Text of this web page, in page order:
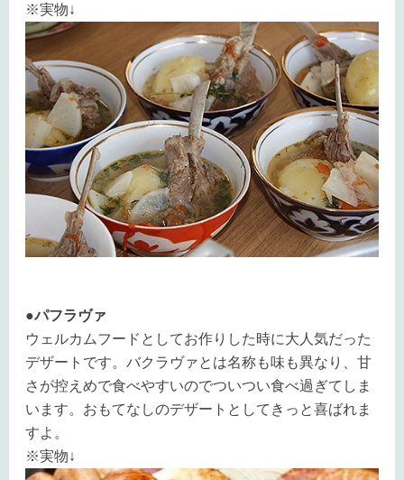
※実物↓
●パフラヴァ
ウェルカムフードとしてお作りした時に大人気だった
デザートです。バクラヴァとは名称も味も異なり、甘
さが控えめで食べやすいのでついつい食べ過ぎてしま
います。おもてなしのデザートとしてきっと喜ばれま
すよ。
※実物↓